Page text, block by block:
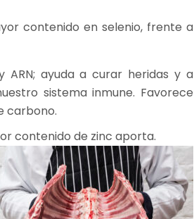
contenido en selenio, frente a
ayuda a curar heridas y a
sistema inmune. Favorece
carbono.
contenido de zinc aporta.